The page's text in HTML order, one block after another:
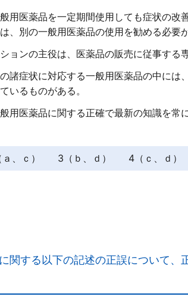
用医薬品を一定期間使用しても症状の改
、別の一般用医薬品の使用を勧める必要が
ョンの主役は、医薬品の販売に従事する
諸症状に対応する一般用医薬品の中には
いるものがある。
用医薬品に関する正確で最新の知識を常
、ｃ） 3（ｂ、ｄ） 4（ｃ、ｄ）
療を受けることを勧める」。
ンの主役は、「一般の生活者」である。
関する以下の記述の正誤について、